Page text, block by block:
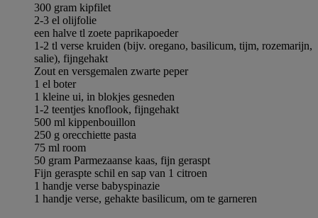
300 gram kipfilet
2-3 el olijfolie
een halve tl zoete paprikapoeder
1-2 tl verse kruiden (bijv. oregano, basilicum, tijm, rozemarijn,
salie), fijngehakt
Zout en versgemalen zwarte peper
1 el boter
1 kleine ui, in blokjes gesneden
1-2 teentjes knoflook, fijngehakt
500 ml kippenbouillon
250 g orecchiette pasta
75 ml room
50 gram Parmezaanse kaas, fijn geraspt
Fijn geraspte schil en sap van 1 citroen
1 handje verse babyspinazie
1 handje verse, gehakte basilicum, om te garneren